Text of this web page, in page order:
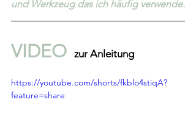
und Werkzeug das ich häufig verwende.
VIDEO zur Anleitung
https://youtube.com/shorts/fkblo4stiqA?
feature=share